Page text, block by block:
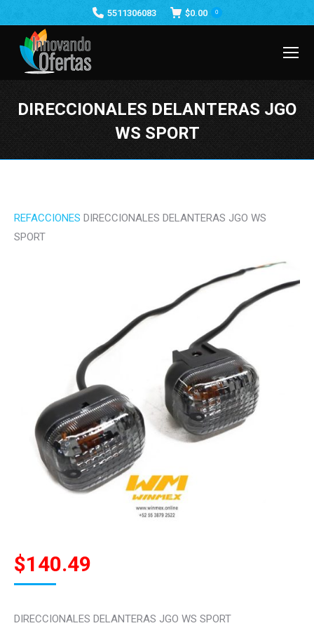
5511306083 $0.00 0
DIRECCIONALES DELANTERAS JGO
WS SPORT
REFACCIONES DIRECCIONALES DELANTERAS JGO WS
SPORT
$140.49
DIRECCIONALES DELANTERAS JGO WS SPORT